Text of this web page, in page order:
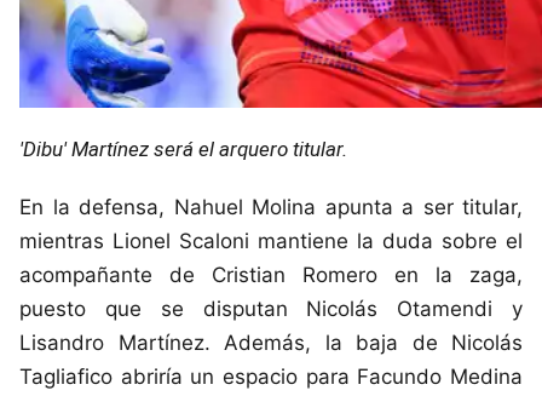
'Dibu' Martínez será el arquero titular.
En la defensa, Nahuel Molina apunta a ser titular,
mientras Lionel Scaloni mantiene la duda sobre el
acompañante de Cristian Romero en la zaga,
puesto que se disputan Nicolás Otamendi y
Lisandro Martínez. Además, la baja de Nicolás
Tagliafico abriría un espacio para Facundo Medina